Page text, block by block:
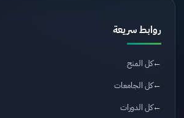
روابط سريعة
كل المنح
كل الجامعات
كل الدورات